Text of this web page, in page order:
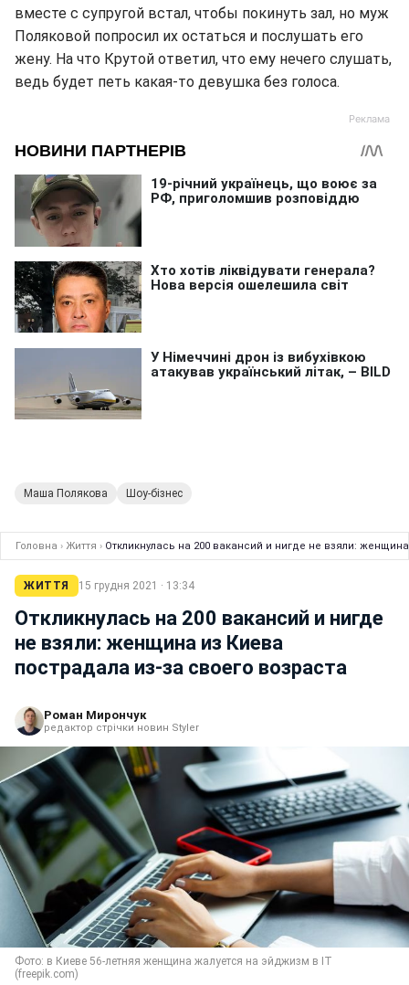
вместе с супругой встал, чтобы покинуть зал, но муж
Поляковой попросил их остаться и послушать его
жену. На что Крутой ответил, что ему нечего слушать,
ведь будет петь какая-то девушка без голоса.
Маша Полякова Шоу-бізнес
Головна › Життя › Откликнулась на 200 вакансий и нигде не взяли:
ЖИТТЯ 15 грудня 2021 · 13:34
Откликнулась на 200 вакансий и нигде
не взяли: женщина из Киева
пострадала из-за своего возраста
Роман Мирончук
редактор стрічки новин Styler
Фото: в Киеве 56-летняя женщина жалуется на эйджизм в IT
(freepik.com)